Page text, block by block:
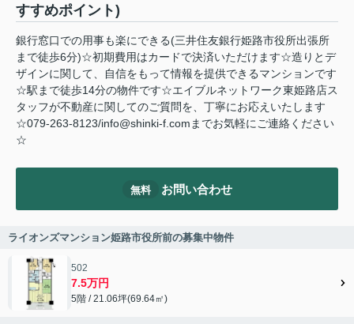
すすめポイント)
銀行窓口での用事も楽にできる(三井住友銀行姫路市役所出張所
まで徒歩6分)☆初期費用はカードで決済いただけます☆造りとデ
ザインに関して、自信をもって情報を提供できるマンションです
☆駅まで徒歩14分の物件です☆エイブルネットワーク東姫路店ス
タッフが不動産に関してのご質問を、丁寧にお応えいたします
☆079-263-8123/info@shinki-f.comまでお気軽にご連絡ください
☆
無料 お問い合わせ
ライオンズマンション姫路市役所前の募集中物件
502
7.5万円
5階 / 21.06坪(69.64㎡)